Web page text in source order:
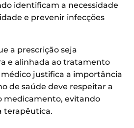
identificam a necessidade
e prevenir infecções
a prescrição seja
e alinhada ao tratamento
justifica a importância
de saúde deve respeitar a
medicamento, evitando
terapêutica.